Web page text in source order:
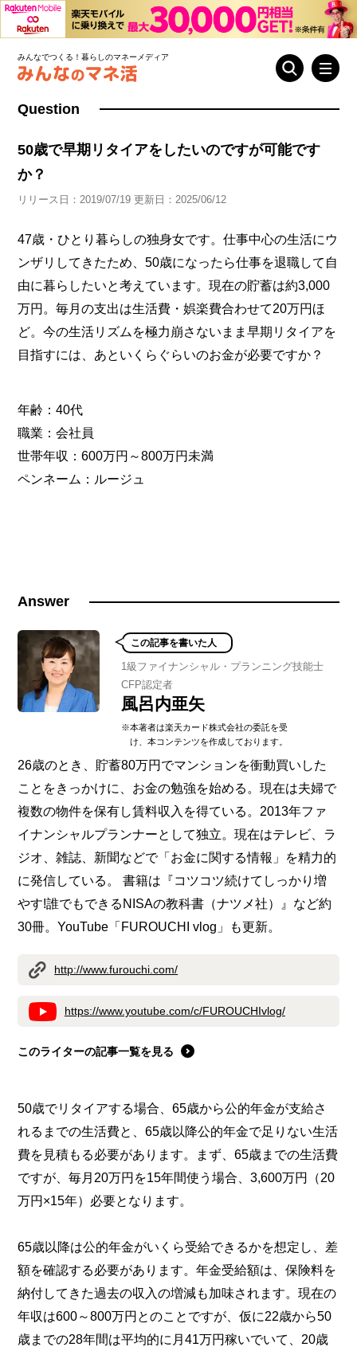
みんなでつくる！暮らしのマネーメディア
Question
50歳で早期リタイアをしたいのですが可能です
か？
リリース日：2019/07/19 更新日：2025/06/12
47歳・ひとり暮らしの独身女です。仕事中心の生活にウ
ンザリしてきたため、50歳になったら仕事を退職して自
由に暮らしたいと考えています。現在の貯蓄は約3,000
万円。毎月の支出は生活費・娯楽費合わせて20万円ほ
ど。今の生活リズムを極力崩さないまま早期リタイアを
目指すには、あといくらぐらいのお金が必要ですか？
年齢：40代
職業：会社員
世帯年収：600万円～800万円未満
ペンネーム：ルージュ
Answer
この記事を書いた人
1級ファイナンシャル・プランニング技能士
CFP認定者
風呂内亜矢
※本著者は楽天カード株式会社の委託を受
け、本コンテンツを作成しております。
26歳のとき、貯蓄80万円でマンションを衝動買いした
ことをきっかけに、お金の勉強を始める。現在は夫婦で
複数の物件を保有し賃料収入を得ている。2013年ファ
イナンシャルプランナーとして独立。現在はテレビ、ラ
ジオ、雑誌、新聞などで「お金に関する情報」を精力的
に発信している。 書籍は『コツコツ続けてしっかり増
やす!誰でもできるNISAの教科書（ナツメ社）』など約
30冊。YouTube「FUROUCHI vlog」も更新。
http://www.furouchi.com/
https://www.youtube.com/c/FUROUCHIvlog/
このライターの記事一覧を見る
50歳でリタイアする場合、65歳から公的年金が支給さ
れるまでの生活費と、65歳以降公的年金で足りない生活
費を見積もる必要があります。まず、65歳までの生活費
ですが、毎月20万円を15年間使う場合、3,600万円（20
万円×15年）必要となります。
65歳以降は公的年金がいくら受給できるかを想定し、差
額を確認する必要があります。年金受給額は、保険料を
納付してきた過去の収入の増減も加味されます。現在の
年収は600～800万円とのことですが、仮に22歳から50
歳までの28年間は平均的に月41万円稼いでいて、20歳